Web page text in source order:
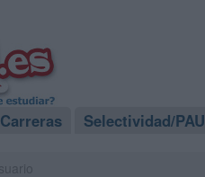
Carreras Selectividad/PAU